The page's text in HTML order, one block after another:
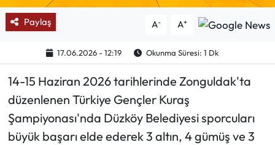
Paylaş A- A+
17.06.2026 - 12:19 Okunma Süresi: 1 Dk
14-15 Haziran 2026 tarihlerinde Zonguldak'ta
düzenlenen Türkiye Gençler Kuraş
Şampiyonası'nda Düzköy Belediyesi sporcuları
büyük başarı elde ederek 3 altın, 4 gümüş ve 3
ASTROLOJİ
Mektup Galeri
Ekonomi
Sağlık